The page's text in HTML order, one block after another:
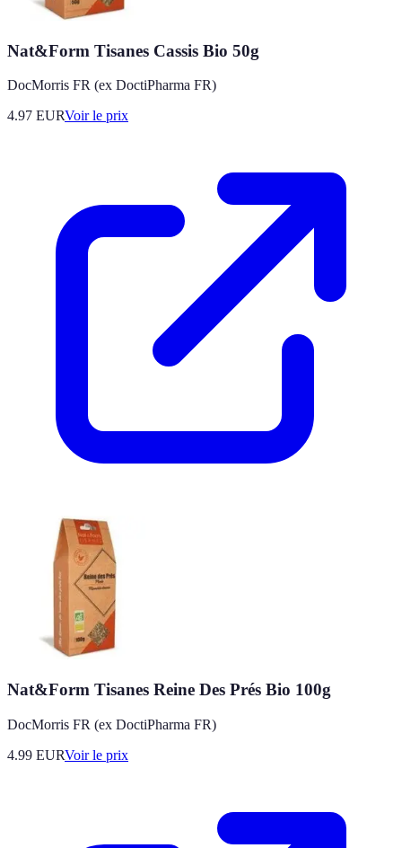
Nat&Form Tisanes Cassis Bio 50g
DocMorris FR (ex DoctiPharma FR)
4.97 EURVoir le prix
Nat&Form Tisanes Reine Des Prés Bio 100g
DocMorris FR (ex DoctiPharma FR)
4.99 EURVoir le prix